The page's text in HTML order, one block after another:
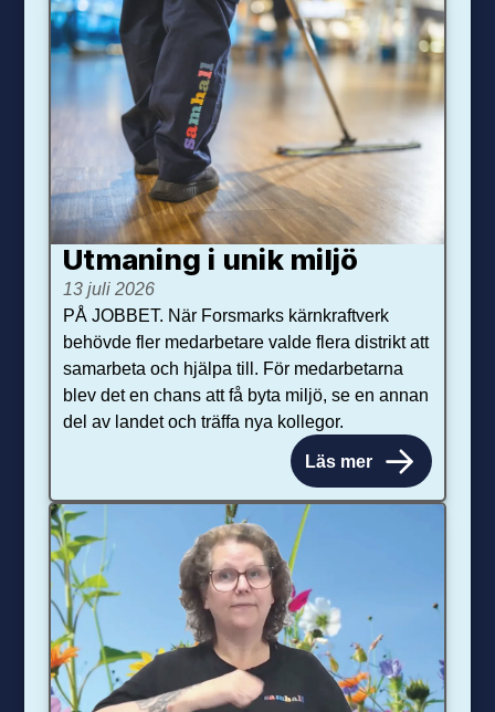
Utmaning i unik miljö
13 juli 2026
PÅ JOBBET. När Forsmarks kärnkraftverk
behövde fler medarbetare valde flera distrikt att
samarbeta och hjälpa till. För medarbetarna
blev det en chans att få byta miljö, se en annan
del av landet och träffa nya kollegor.
Läs mer